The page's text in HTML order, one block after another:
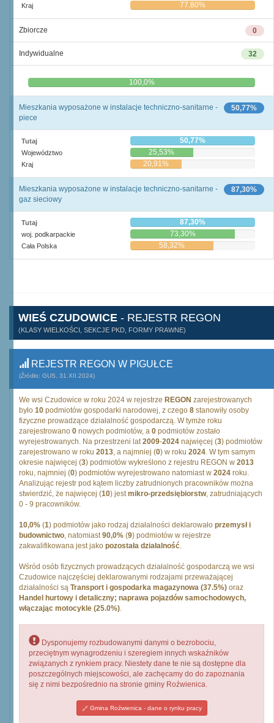
Kraj 77,80%
0
Zbiorcze
32
Indywidualne
0,0% 100,0%
50,77%
Mieszkania wyposażone w instalacje techniczno-sanitarne -
piece
Tutaj 50,77%
Województwo 25,53%
Kraj 20,91%
87,30%
Mieszkania wyposażone w instalacje techniczno-sanitarne -
gaz sieciowy
Tutaj 87,30%
woj. podkarpackie 73,30%
Cała Polska 58,32%
WIEŚ CZUDOWICE - REJESTR REGON
(KLASY WIELKOŚCI, SEKCJE PKD, FORMY PRAWNE)
REJESTR REGON W PIGUŁCE
(Źródło: GUS, 31.XII.2024)
We wsi Czudowice w roku 2024 w rejestrze REGON zarejestrowanych
było 10 podmiotów gospodarki narodowej, z czego 8 stanowiły osoby
fizyczne prowadzące działalność gospodarczą. W tymże roku
zarejestrowano 0 nowych podmiotów, a 0 podmiotów zostało
wyrejestrowanych. Na przestrzeni lat2009-2024 najwięcej (3) podmiotów
zarejestrowano w roku 2013, a najmniej (0) w roku 2024. W tym samym
okresie najwięcej (3) podmiotów wykreślono z rejestru REGON w 2013
roku, najmniej (0) podmiotów wyrejestrowano natomiast w 2024 roku.
Analizując rejestr pod kątem liczby zatrudnionych pracowników można
stwierdzić, że najwięcej (10) jestmikro-przedsiębiorstw, zatrudniających
0 - 9 pracowników.
10,0% (1) podmiotów jako rodzaj działalności deklarowało przemysł i
budownictwo, natomiast90,0% (9) podmiotów w rejestrze
zakwalifikowana jest jako pozostała działalność.
Wśród osób fizycznych prowadzących działalność gospodarczą we wsi
Czudowice najczęściej deklarowanymi rodzajami przeważającej
działalności są Transport i gospodarka magazynowa (37.5%) oraz
Handel hurtowy i detaliczny; naprawa pojazdów samochodowych,
włączając motocykle (25.0%).
Dysponujemy rozbudowanymi danymi o bezrobociu,
przeciętnym wynagrodzeniu i szeregiem innych wskaźników
związanych z rynkiem pracy. Niestety dane te nie są dostępne dla
poszczególnych miejscowości, ale zachęcamy do do zapoznania
się z nimi bezpośrednio na stronie gminy Roźwienica.
Gmina Roźwienica - dane o rynku pracy